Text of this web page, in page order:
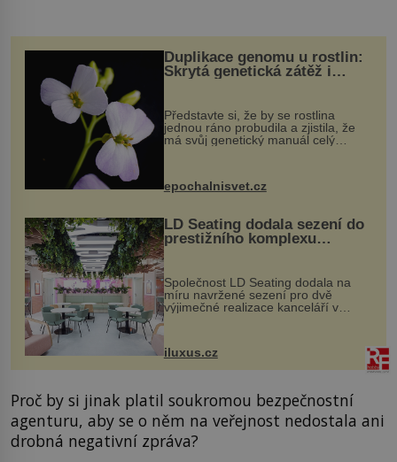
Duplikace genomu u rostlin:
Skrytá genetická zátěž i
Představte si, že by se rostlina
jednou ráno probudila a zjistila, že
má svůj genetický manuál celý
vstupenka...
epochalnisvet.cz
LD Seating dodala sezení do
prestižního komplexu
MediaCityUK v Salfordu
Společnost LD Seating dodala na
míru navržené sezení pro dvě
výjimečné realizace kanceláří v
areálu MediaCityUK v anglickém
budov Media...
iluxus.cz
Proč by si jinak platil soukromou bezpečnostní
agenturu, aby se o něm na veřejnost nedostala ani
drobná negativní zpráva?